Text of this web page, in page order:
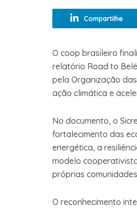
Compartilhe
O coop brasileiro
relatório Road to
pela Organização
ação climática e
No documento, o
fortalecimento das
energética, a
modelo
próprias
O reconhecimento